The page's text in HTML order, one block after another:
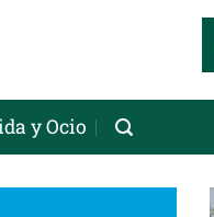
y Ocio